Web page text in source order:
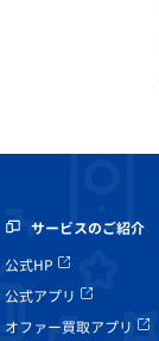
サービスのご紹介
公式HP
公式アプリ
オファー買取アプリ